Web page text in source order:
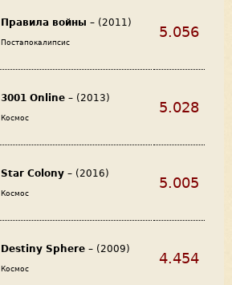
Правила войны – (2011)
Постапокалипсис
5.056
3001 Online – (2013)
Космос
5.028
Star Colony – (2016)
Космос
5.005
Destiny Sphere – (2009)
Космос
4.454